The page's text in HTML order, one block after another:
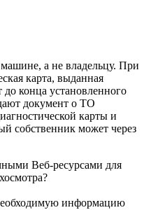
а не владельцу. При
карта, выданная
конца установленного
документ о ТО
карты и
собственник может через
Веб-ресурсами для
информацию